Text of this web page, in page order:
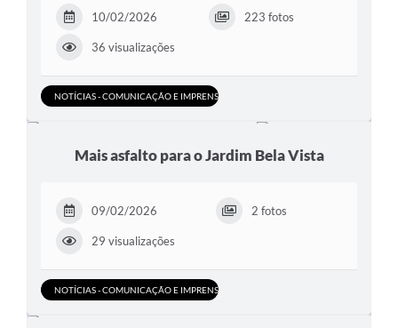
10/02/2026 223 fotos
36 visualizações
NOTÍCIAS - COMUNICAÇÃO E IMPRENSA
Mais asfalto para o Jardim Bela Vista
09/02/2026 2 fotos
29 visualizações
NOTÍCIAS - COMUNICAÇÃO E IMPRENSA